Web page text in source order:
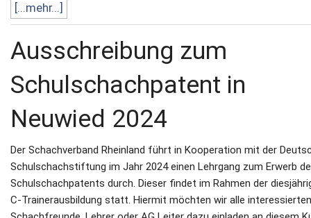
[...mehr...]
Ausschreibung zum
Schulschachpatent in
Neuwied 2024
Der Schachverband Rheinland führt in Kooperation mit der
Schulschachstiftung im Jahr 2024 einen Lehrgang zum Erwerb
Schulschachpatents durch. Dieser findet im Rahmen der
C-Trainerausbildung statt. Hiermit möchten wir alle interessierten